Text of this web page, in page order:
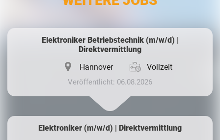
Elektroniker Betriebstechnik (m/w/d) |
Direktvermittlung
Hannover
Vollzeit
Veröffentlicht: 06.08.2026
Elektroniker (m/w/d) | Direktvermittlung